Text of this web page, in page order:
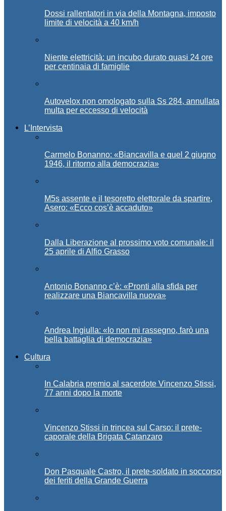
Dossi rallentatori in via della Montagna, imposto
limite di velocità a 40 km/h
Niente elettricità: un incubo durato quasi 24 ore
per centinaia di famiglie
Autovelox non omologato sulla Ss 284, annullata
multa per eccesso di velocità
L’Intervista
Carmelo Bonanno: «Biancavilla e quel 2 giugno
1946, il ritorno alla democrazia»
M5s assente e il tesoretto elettorale da spartire,
Asero: «Ecco cos’è accaduto»
Dalla Liberazione al prossimo voto comunale: il
25 aprile di Alfio Grasso
Antonio Bonanno c’è: «Pronti alla sfida per
realizzare una Biancavilla nuova»
Andrea Ingiulla: «Io non mi rassegno, farò una
bella battaglia di democrazia»
Cultura
In Calabria premio al sacerdote Vincenzo Stissi,
77 anni dopo la morte
Vincenzo Stissi in trincea sul Carso: il prete-
caporale della Brigata Catanzaro
Don Pasquale Castro, il prete-soldato in soccorso
dei feriti della Grande Guerra